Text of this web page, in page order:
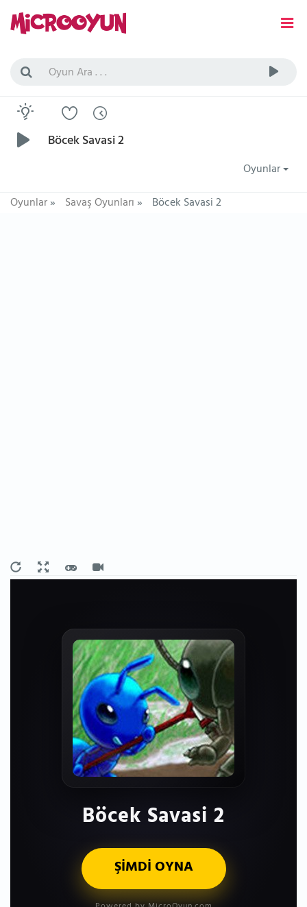
Böcek Savasi 2
Oyunlar
Oyunlar» Savaş Oyunları» Böcek Savasi 2
Böcek Savasi 2
ŞİMDİ OYNA